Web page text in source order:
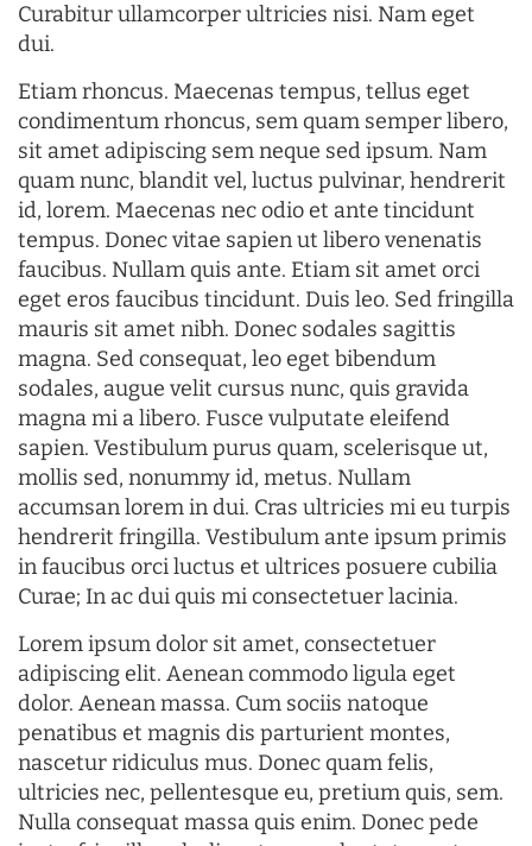
Curabitur ullamcorper ultricies nisi. Nam eget
dui.
Etiam rhoncus. Maecenas tempus, tellus eget
condimentum rhoncus, sem quam semper libero,
sit amet adipiscing sem neque sed ipsum. Nam
quam nunc, blandit vel, luctus pulvinar, hendrerit
id, lorem. Maecenas nec odio et ante tincidunt
tempus. Donec vitae sapien ut libero venenatis
faucibus. Nullam quis ante. Etiam sit amet orci
eget eros faucibus tincidunt. Duis leo. Sed fringilla
mauris sit amet nibh. Donec sodales sagittis
magna. Sed consequat, leo eget bibendum
sodales, augue velit cursus nunc, quis gravida
magna mi a libero. Fusce vulputate eleifend
sapien. Vestibulum purus quam, scelerisque ut,
mollis sed, nonummy id, metus. Nullam
accumsan lorem in dui. Cras ultricies mi eu turpis
hendrerit fringilla. Vestibulum ante ipsum primis
in faucibus orci luctus et ultrices posuere cubilia
Curae; In ac dui quis mi consectetuer lacinia.
Lorem ipsum dolor sit amet, consectetuer
adipiscing elit. Aenean commodo ligula eget
dolor. Aenean massa. Cum sociis natoque
penatibus et magnis dis parturient montes,
nascetur ridiculus mus. Donec quam felis,
ultricies nec, pellentesque eu, pretium quis, sem.
Nulla consequat massa quis enim. Donec pede